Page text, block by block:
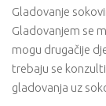
Gladovanje
Gladovanjem se
mogu drugačije
trebaju se
gladovanja uz